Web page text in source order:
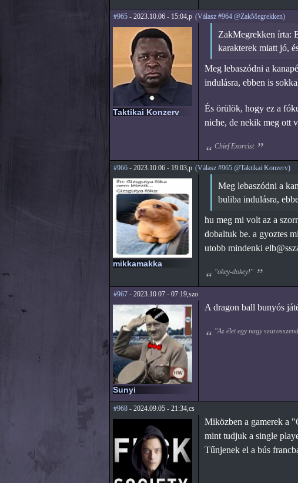
#965- 2023.10.06 - 15:04,p (Válasz #964 @ZakMegrekken)
Taktikai Konzerv
ZakMegrekken írta:
karakterek miatt jó,
Meg lebaszódni a
indulásra, ebben is
És örülök, hogy ez a
niche, de nekik meg ott
Chief Exorcist
#966- 2023.10.06 - 19:03,p (Válasz #965 @Taktikai Konzerv)
mikkamakka
Meg lebaszódni a
buliba indulásra,
hu meg mi volt az a
dobaltuk be. a gyoztes
utobb mindenki
"okey-dokey!"
#967- 2023.10.07 - 07:19,szo
Sunyi
A dragon ball bunyós
"Az élet egy nagy
#968- 2024.09.05 - 21:34,cs
Miközben a gamerek a
mint tudjuk a single
Tűnjenek el a bús